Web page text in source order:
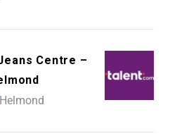
Centre –
Helmond